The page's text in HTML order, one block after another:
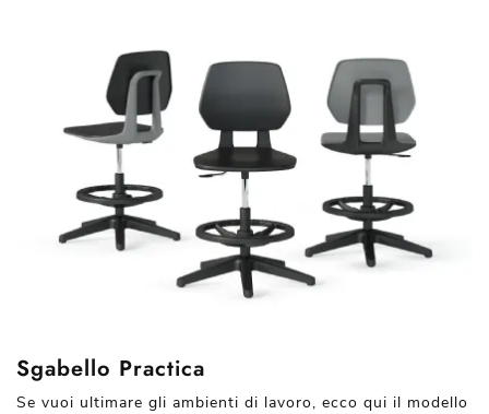
Sgabello Practica
Se vuoi ultimare gli ambienti di lavoro, ecco qui il modello